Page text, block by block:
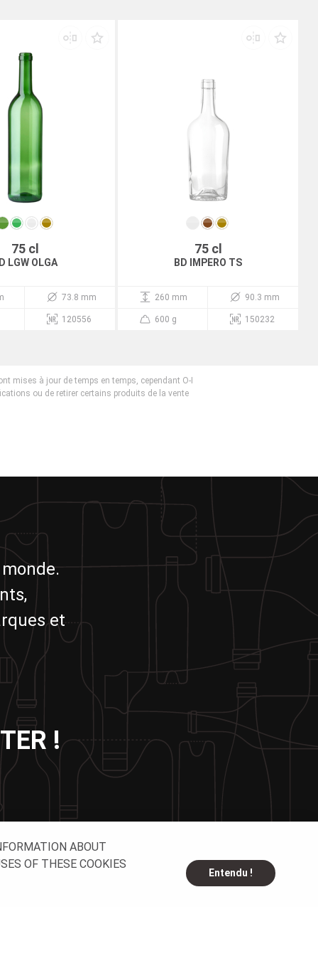
75 cl
LGW OLGA
73.8 mm
120556
75 cl
BD IMPERO TS
260 mm 90.3 mm
600 g 150232
mises à jour de temps en temps, cependant O-I
ou de retirer certains produits de la vente
et
!
ABOUT
OF THESE COOKIES
Entendu !